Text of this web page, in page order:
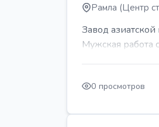
Рамла (Центр
Завод
Мужская работа
0 просмотров